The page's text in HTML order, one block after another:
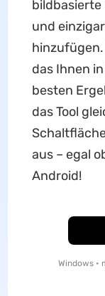
bildbasierte
und
das Ihnen
besten
das Tool
aus – egal
Android!
Windows •